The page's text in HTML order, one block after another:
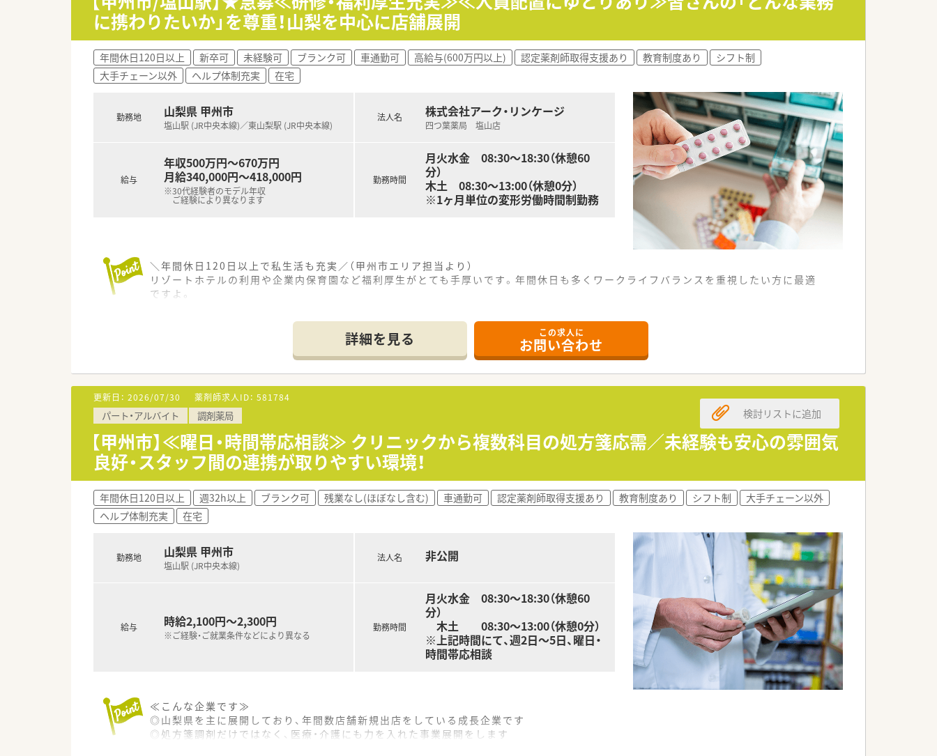
■開局時間は平日の18時までとなっており、早番や遅番を組み合わせたシフト制により無理のない勤務体系を実現しています。
■年間休日は120日以上確保されており、日祝に加えた週休2日制でプライベートの時間を大切にしながら就業が可能です。
■企業内保育所や保育園を完備しているため、小さなお子様がいる薬剤師の方でも安心して仕事に集中できる環境があります。
【法人特徴について】
■山梨県を中心に複数の店舗をドミナント展開しており、年間数店舗の新規出店を継続している非常に勢いのある成長企業です。
■調剤業務のみならず医療や介護分野にも注力しており、多角的な事業展開を通じて地域社会の健康を支えることを目指します。
■一人ひとりの適性に合わせたキャリアプランを提示しており、若手からベテランまで責任のある仕事を任せる社風が特徴です。
に携わりたいか」を尊重！山梨を中心に店舗展開
年間休日120日以上 新卒可 未経験可 ブランク可 車通勤可 高給与(600万円以上) 認定薬剤師取得支援あり 教育制度あり
シフト制
大手チェーン以外
ヘルプ体制充実 在宅
勤務地 山梨県 甲州市
塩山駅 (JR中央本線)／東山梨駅 (JR中央本線)
給与
年収500万円～670万円
月給340,000円～418,000円
※30代経験者のモデル年収
ご経験により異なります
法人名 株式会社アーク・リンケージ
四つ葉薬局 塩山店
勤務時間
月火水金 08:30～18:30（休憩60
分）
木土 08:30～13:00（休憩0分）
※1ヶ月単位の変形労働時間制勤務
＼年間休日120日以上で私生活も充実／（甲州市エリア担当より）
リゾートホテルの利用や企業内保育園など福利厚生がとても手厚いです。年間休日も多くワークライフバランスを重視したい方に最適
ですよ。
■塩山駅から車で7分ほどの場所に位置しており、マイカー通勤を利用して快適に通うことができる調剤薬局です。
■内科や透析に加えて皮膚科などをメインに1日約90枚から150枚の処方箋を受け付けている職場環境です。
■常勤薬剤師5名とパート2名が在籍し、在宅分野への注力をさらに進めていく予定のやりがいある店舗となります。
【募集背景と求める人物像について】
■特定の店舗での即時欠員はないものの良い候補者がいれば柔軟に採用を行っていく前向きな募集フェーズです。
■調剤スキルの高さだけでなく周囲と良好な関係を築ける高いコミュニケーション能力を持つ方を求めています。
■会社の意向や状況に沿って柔軟かつ協調性を持って働いていただけるお人柄の良い方を歓迎する求人です。
【法人特徴について】
■山梨県を中心にドミナント展開をしており毎年複数店舗の新規出店を重ねている勢いのある成長企業となります。
■処方箋の調剤業務のみにとどまらず地域の医療や介護にも深く力を入れた先進的な事業展開を行っています。
■一人ひとりの希望や適性に合わせた明確なキャリアプランが用意されており責任ある仕事を任せる社風です。
【想定されるキャリアイメージ】
■近隣の医療機関から皮膚科などの専門的な処方箋を多く応需しているため高い専門知識を身につけられます。
■充実した教育制度や資格取得支援を活用することで小児薬物療法認定薬剤師などの専門資格の取得を目指せます。
■個人のスキルやお人柄に合わせて着実にステップアップができ将来的に管理薬剤師への昇格も目指せる職場です。
詳細を見る この求人に
お問い合わせ
更新日： 2026/07/30 薬剤師求人ID： 581784
パート・アルバイト 調剤薬局
【甲州市】≪曜日・時間帯応相談≫ クリニックから複数科目の処方箋応需／未経験も安心の雰囲気
良好・スタッフ間の連携が取りやすい環境！
検討リストに追加
年間休日120日以上 週32h以上 ブランク可 残業なし(ほぼなし含む) 車通勤可 認定薬剤師取得支援あり 教育制度あり シフト制
大手チェーン以外
ヘルプ体制充実
在宅
勤務地 山梨県 甲州市
塩山駅 (JR中央本線)
給与 時給2,100円～2,300円
※ご経験・ご就業条件などにより異なる
法人名 非公開
勤務時間
月火水金 08:30～18:30（休憩60
分）
木土 08:30～13:00（休憩0分）
※上記時間にて、週2日～5日、曜日・
時間帯応相談
≪こんな企業です≫
◎山梨県を主に展開しており、年間数店舗新規出店をしている成長企業です
◎処方箋調剤だけではなく、医療・介護にも力を入れた事業展開をします